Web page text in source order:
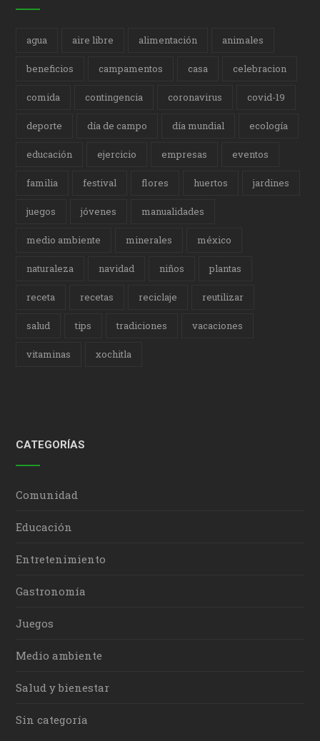
agua aire libre alimentación animales
beneficios campamentos casa celebracion
comida contingencia coronavirus covid-19
deporte día de campo día mundial ecología
educación ejercicio empresas eventos
familia festival flores huertos jardines
juegos jóvenes manualidades
medio ambiente minerales méxico
naturaleza navidad niños plantas
receta recetas reciclaje reutilizar
salud tips tradiciones vacaciones
vitaminas xochitla
CATEGORÍAS
Comunidad
Educación
Entretenimiento
Gastronomía
Juegos
Medio ambiente
Salud y bienestar
Sin categoría